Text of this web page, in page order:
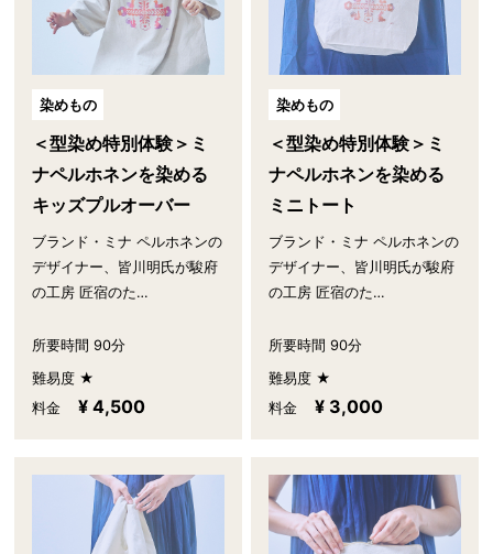
染めもの
＜型染め特別体験＞ミ
ナペルホネンを染める
キッズプルオーバー
ブランド・ミナ ペルホネンの
デザイナー、皆川明氏が駿府
の工房 匠宿のた…
所要時間 90分
難易度 ★
料金
¥ 4,500
染めもの
＜型染め特別体験＞ミ
ナペルホネンを染める
ミニトート
ブランド・ミナ ペルホネンの
デザイナー、皆川明氏が駿府
の工房 匠宿のた…
所要時間 90分
難易度 ★
料金
¥ 3,000